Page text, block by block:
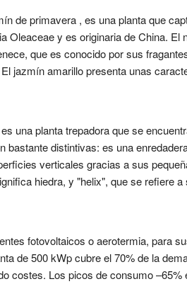
de primavera , es una planta que
Oleaceae y es originaria de China.
que es conocido por sus
jazmín amarillo presenta unas
una planta trepadora que se
distintivas: es una
verticales gracias a sus
hiedra, y "helix", que se refiere
fotovoltaicos o aerotermia, para
de 500 kWp cubre el 70% de la
costes. Los picos de consumo –65%